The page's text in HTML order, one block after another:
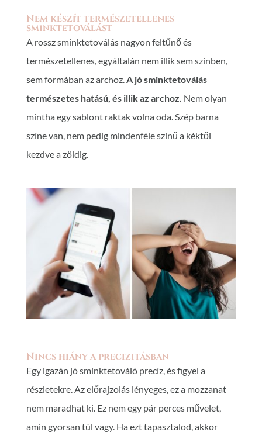
Nem készít természetellenes
sminktetoválást
A rossz sminktetoválás nagyon feltűnő és
természetellenes, egyáltalán nem illik sem színben,
sem formában az archoz. A jó sminktetoválás
természetes hatású, és illik az archoz. Nem olyan
mintha egy sablont raktak volna oda. Szép barna
színe van, nem pedig mindenféle színű a kéktől
kezdve a zöldig.
Nincs hiány a precizitásban
Egy igazán jó sminktetováló precíz, és figyel a
részletekre. Az előrajzolás lényeges, ez a mozzanat
nem maradhat ki. Ez nem egy pár perces művelet,
amin gyorsan túl vagy. Ha ezt tapasztalod, akkor